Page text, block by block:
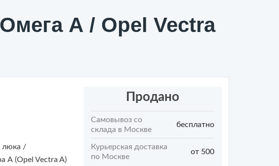
А / Opel Vectra
люка /
А (Opel Vectra A)
Продано
Самовывоз со
склада в Москве
бесплатно
Курьерская доставка
по Москве
от 500